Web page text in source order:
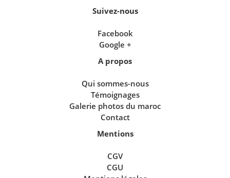
Suivez-nous
Facebook
Google +
A propos
Qui sommes-nous
Témoignages
Galerie photos du maroc
Contact
Mentions
CGV
CGU